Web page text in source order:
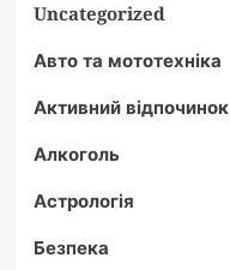
Uncategorized
Авто та мототехніка
Активний відпочинок
Алкоголь
Астрологія
Безпека